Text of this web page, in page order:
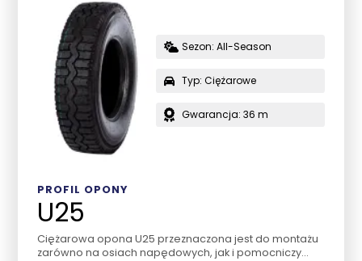
Sezon: All-Season
Typ: Ciężarowe
Gwarancja: 36 m
PROFIL OPONY
U25
Ciężarowa opona U25 przeznaczona jest do montażu
zarówno na osiach napędowych, jak i pomocniczy...